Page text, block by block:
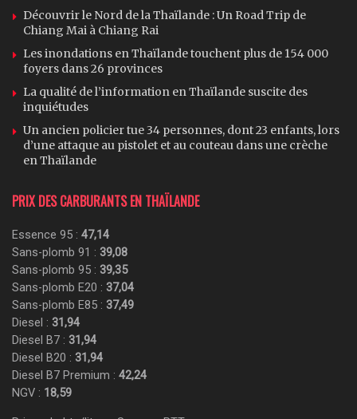
Découvrir le Nord de la Thaïlande : Un Road Trip de
Chiang Mai à Chiang Rai
Les inondations en Thaïlande touchent plus de 154 000
foyers dans 26 provinces
La qualité de l’information en Thaïlande suscite des
inquiétudes
Un ancien policier tue 34 personnes, dont 23 enfants, lors
d’une attaque au pistolet et au couteau dans une crèche
en Thaïlande
PRIX DES CARBURANTS EN THAÏLANDE
Essence 95 : 47,14
Sans-plomb 91 : 39,08
Sans-plomb 95 : 39,35
Sans-plomb E20 : 37,04
Sans-plomb E85 : 37,49
Diesel : 31,94
Diesel B7 : 31,94
Diesel B20 : 31,94
Diesel B7 Premium : 42,24
NGV : 18,59